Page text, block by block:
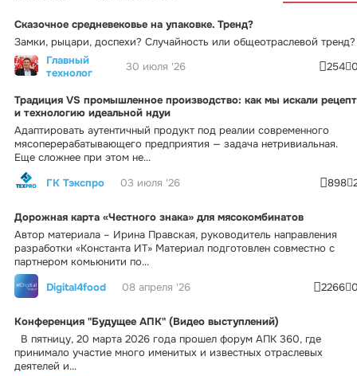
Сказочное средневековье на упаковке. Тренд?
Замки, рыцари, доспехи? Случайность или общеотраслевой тренд?
Главный
технолог
30 июля '26 254
Традиция VS промышленное производство: как мы искали рецепт
и технологию идеальной ндуи
Адаптировать аутентичный продукт под реалии современного
мясоперерабатывающего предприятия — задача нетривиальная.
Еще сложнее при этом не...
ГК Тэкспро
03 июля '26 898
Дорожная карта «Честного знака» для мясокомбинатов
Автор материала – Ирина Правская, руководитель направления
разработки «Константа ИТ» Материал подготовлен совместно с
партнером комьюнити по...
Digital4food
08 апреля '26 2266
Конференция "Будущее АПК" (Видео выступлений)
В пятницу, 20 марта 2026 года прошел форум АПК 360, где
принимало участие много именитых и известных отраслевых
деятелей и...